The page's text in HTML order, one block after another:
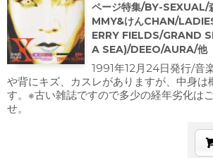
ページ特集/BY-SEXUAL/
MMY&けんCHAN/
ERRY FIELDS/GRAND
A SEA)/DEEO/AURA/他
1991年12月24日発行/音
や背にキズ、カスレがありますが、中身は
す。※古い雑誌ですので多少の経年劣化は
せ。